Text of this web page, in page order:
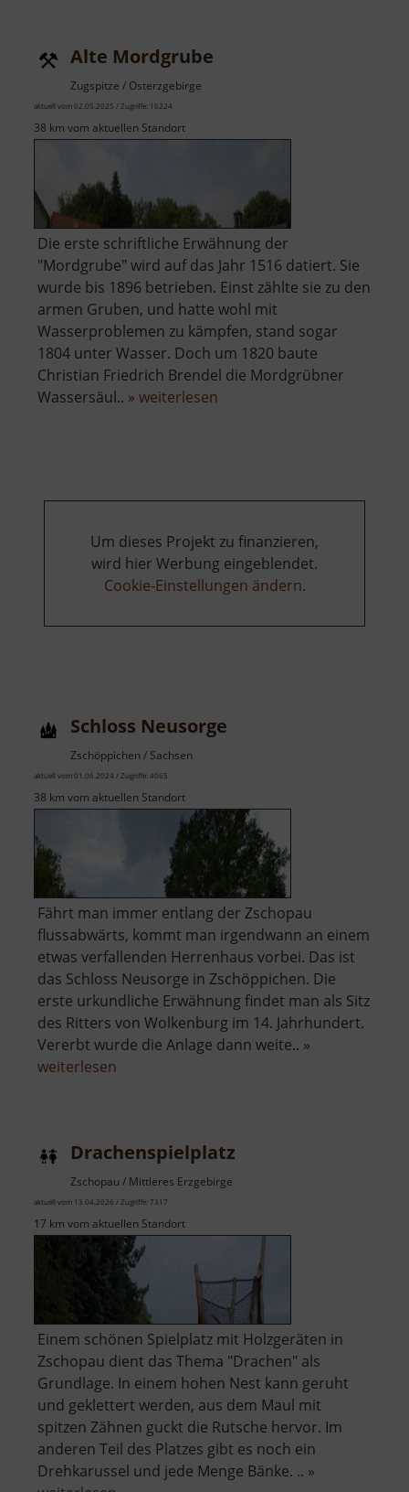
Alte Mordgrube
Zugspitze / Osterzgebirge
aktuell vom 02.05.2025 / Zugriffe: 16224
38 km vom aktuellen Standort
Die erste schriftliche Erwähnung der
"Mordgrube" wird auf das Jahr 1516 datiert. Sie
wurde bis 1896 betrieben. Einst zählte sie zu den
armen Gruben, und hatte wohl mit
Wasserproblemen zu kämpfen, stand sogar
1804 unter Wasser. Doch um 1820 baute
Christian Friedrich Brendel die Mordgrübner
Wassersäul.. » weiterlesen
Um dieses Projekt zu finanzieren,
wird hier Werbung eingeblendet.
Cookie-Einstellungen ändern.
Schloss Neusorge
Zschöppichen / Sachsen
aktuell vom 01.06.2024 / Zugriffe: 4065
38 km vom aktuellen Standort
Fährt man immer entlang der Zschopau
flussabwärts, kommt man irgendwann an einem
etwas verfallenden Herrenhaus vorbei. Das ist
das Schloss Neusorge in Zschöppichen. Die
erste urkundliche Erwähnung findet man als Sitz
des Ritters von Wolkenburg im 14. Jahrhundert.
Vererbt wurde die Anlage dann weite.. »
weiterlesen
Drachenspielplatz
Zschopau / Mittleres Erzgebirge
aktuell vom 13.04.2026 / Zugriffe: 7317
17 km vom aktuellen Standort
Einem schönen Spielplatz mit Holzgeräten in
Zschopau dient das Thema "Drachen" als
Grundlage. In einem hohen Nest kann geruht
und geklettert werden, aus dem Maul mit
spitzen Zähnen guckt die Rutsche hervor. Im
anderen Teil des Platzes gibt es noch ein
Drehkarussel und jede Menge Bänke. .. »